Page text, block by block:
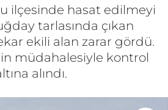
ilçesinde hasat edilmeyi
tarlasında çıkan
ekili alan zarar gördü.
müdahalesiyle kontrol
alındı.